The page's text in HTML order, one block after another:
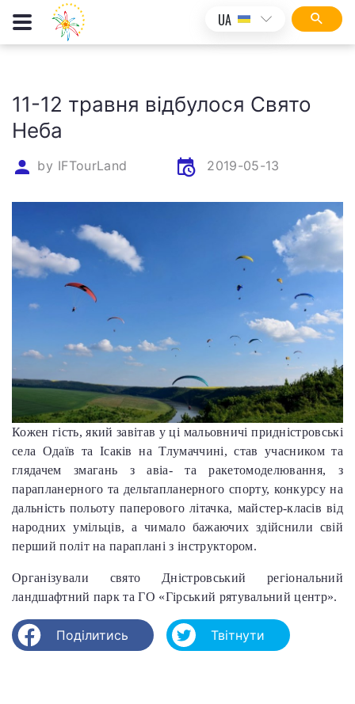
UA
11-12 травня відбулося Cвято
Неба
by IFTourLand 2019-05-13
Кожен гість, який завітав у ці мальовничі придністровські
села Одаїв та Ісаків на Тлумаччині, став учасником та
глядачем змагань з авіа- та ракетомоделювання, з
парапланерного та дельтапланерного спорту, конкурсу на
дальність польоту паперового літачка, майстер-класів від
народних умільців, а чимало бажаючих здійснили свій
перший політ на параплані з інструктором.
Організували свято Дністровський регіональний
ландшафтний парк та ГО «Гірський рятувальний центр».
Поділитись Твітнути